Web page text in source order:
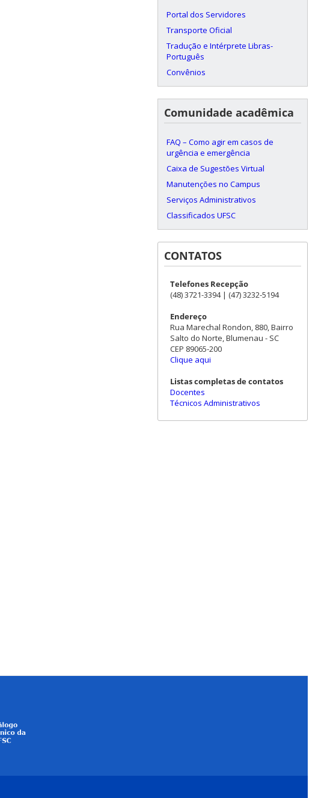
Portal dos Servidores
Transporte Oficial
Tradução e Intérprete Libras-
Português
Convênios
Comunidade acadêmica
FAQ – Como agir em casos de
urgência e emergência
Caixa de Sugestões Virtual
Manutenções no Campus
Serviços Administrativos
Classificados UFSC
CONTATOS
Telefones Recepção
(48) 3721-3394 | (47) 3232-5194
Endereço
Rua Marechal Rondon, 880, Bairro
Salto do Norte, Blumenau - SC
CEP 89065-200
Clique aqui
Listas completas de contatos
Docentes
Técnicos Administrativos